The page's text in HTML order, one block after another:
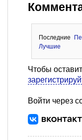
Последние
Лучшие
Чтобы
Войти через